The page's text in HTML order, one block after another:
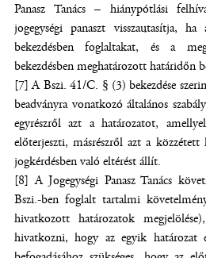
Panasz Tanács – hiánypótlási
jogegységi panaszt visszautasítja,
bekezdésben foglaltakat, és a
bekezdésben meghatározott határidőn
[7] A Bszi. 41/C. § (3) bekezdése
beadványra vonatkozó általános
egyrészről azt a határozatot,
előterjeszti, másrészről azt a
jogkérdésben való eltérést állít.
[8] A Jogegységi Panasz Tanács
Bszi.-ben foglalt tartalmi
hivatkozott határozatok
hivatkozni, hogy az egyik határozat